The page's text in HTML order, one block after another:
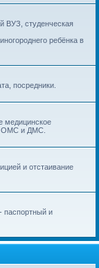
ВУЗ, студенческая
ребёнка в
посредники.
медицинское
ОМС и ДМС.
и отстаивание
паспортный и